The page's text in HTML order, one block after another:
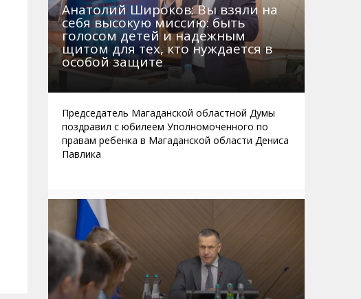
Анатолий Широков: Вы взяли на
себя высокую миссию: быть
голосом детей и надежным
щитом для тех, кто нуждается в
особой защите
Председатель Магаданской областной Думы
поздравил с юбилеем Уполномоченного по
правам ребенка в Магаданской области Дениса
Павлика